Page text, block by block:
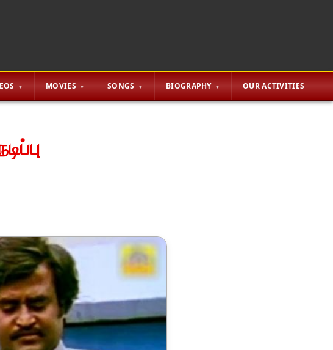
MOVIES SONGS BIOGRAPHY OUR ACTIVITIES